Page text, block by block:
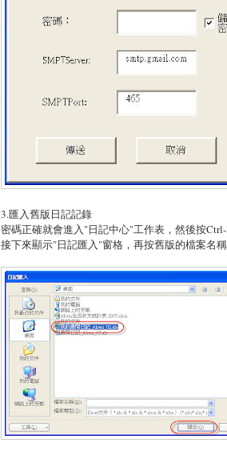
3.匯入舊版日記記錄
密碼正確就會進入"日記中心"工作表，然後按Ctrl-
接下來顯示"日記匯入"窗格，再按舊版的檔案名